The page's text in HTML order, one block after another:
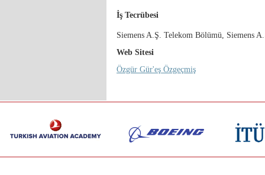
İş Tecrübesi
Siemens A.Ş. Telekom Bölümü, Siemens
Web Sitesi
Özgür Gür'eş Özgeçmiş